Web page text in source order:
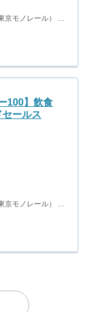
京モノレール） 汐
100】飲食
ールス
京モノレール） 大